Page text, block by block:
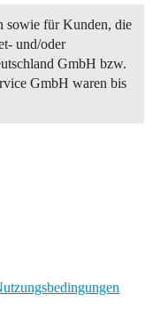
sowie für Kunden, die
und/oder
GmbH bzw.
GmbH waren bis